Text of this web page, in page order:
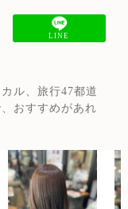
LINE
ル、旅行47都道
おすすめがあれ